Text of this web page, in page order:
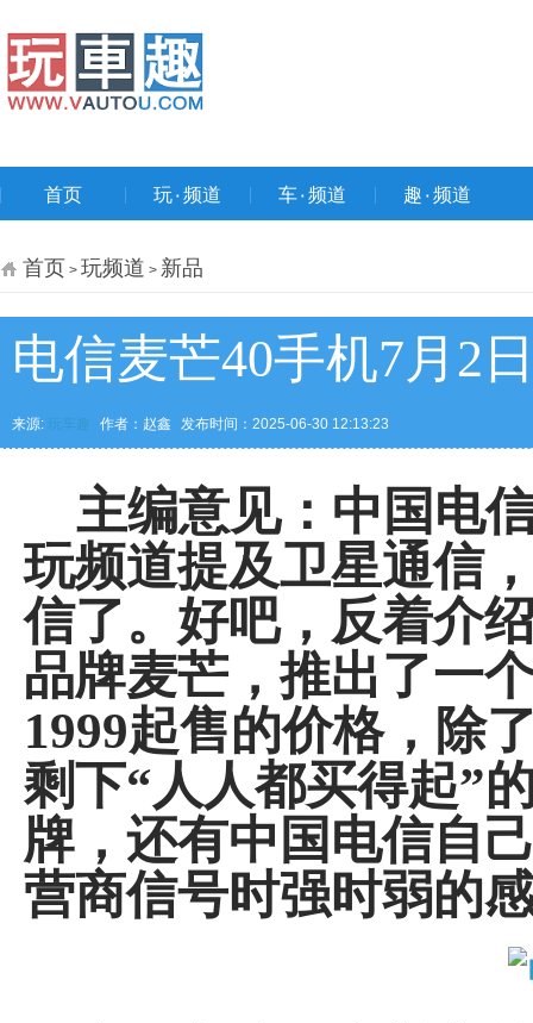
首页 玩۰频道 车۰频道 趣۰频道
首页 > 玩频道 > 新品
电信麦芒40手机7月2
来源: 玩车趣 作者：赵鑫 发布时间：2025-06-30 12:13:23
主编意见：中国电
玩频道提及卫星通信
信了。好吧，反着介
品牌麦芒，推出了一
1999起售的价格，除
剩下“人人都买得起”
牌，还有中国电信自
营商信号时强时弱的